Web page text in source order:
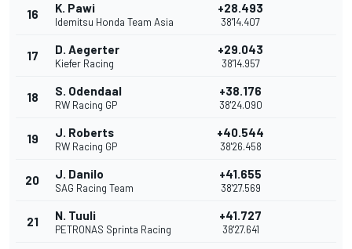
16 K. Pawi
Idemitsu Honda Team Asia
+28.493
38'14.407
17 D. Aegerter
Kiefer Racing
+29.043
38'14.957
18 S. Odendaal
RW Racing GP
+38.176
38'24.090
19 J. Roberts
RW Racing GP
+40.544
38'26.458
20 J. Danilo
SAG Racing Team
+41.655
38'27.569
21 N. Tuuli
PETRONAS Sprinta Racing
+41.727
38'27.641